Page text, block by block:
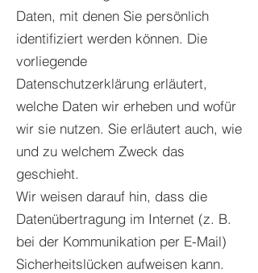
Daten, mit denen Sie persönlich
identifiziert werden können. Die
vorliegende
Datenschutzerklärung erläutert,
welche Daten wir erheben und wofür
wir sie nutzen. Sie erläutert auch, wie
und zu welchem Zweck das
geschieht.
Wir weisen darauf hin, dass die
Datenübertragung im Internet (z. B.
bei der Kommunikation per E-Mail)
Sicherheitslücken aufweisen kann.